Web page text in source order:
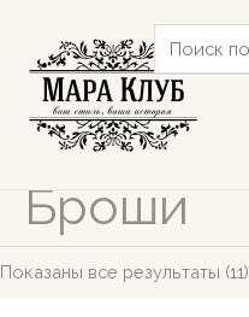
содержимому
Броши
Показаны все результаты (11)